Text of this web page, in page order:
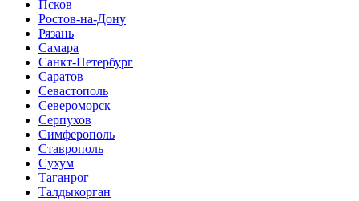
Псков
Ростов-на-Дону
Рязань
Самара
Санкт-Петербург
Саратов
Севастополь
Североморск
Серпухов
Симферополь
Ставрополь
Сухум
Таганрог
Tалдыкорган